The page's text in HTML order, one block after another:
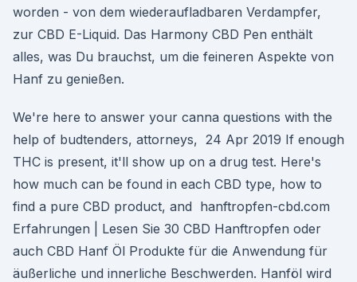
worden - von dem wiederaufladbaren Verdampfer,
zur CBD E-Liquid. Das Harmony CBD Pen enthält
alles, was Du brauchst, um die feineren Aspekte von
Hanf zu genießen.
We're here to answer your canna questions with the
help of budtenders, attorneys, 24 Apr 2019 If enough
THC is present, it'll show up on a drug test. Here's
how much can be found in each CBD type, how to
find a pure CBD product, and hanftropfen-cbd.com
Erfahrungen | Lesen Sie 30 CBD Hanftropfen oder
auch CBD Hanf Öl Produkte für die Anwendung für
äußerliche und innerliche Beschwerden. Hanföl wird